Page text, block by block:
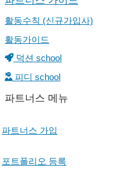
활동수칙 (신규가입사)
활동가이드
덕션 school
피디 school
파트너스 메뉴
파트너스 가입
포트폴리오 등록